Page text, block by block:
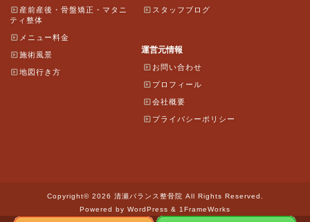
産前産後・骨盤矯正・マタニ
ティ整体
メニュー料金
施術風景
地図行き方
スタッフブログ
運営元情報
お問い合わせ
プロフィール
会社概要
プライバシーポリシー
Copyright© 2026 清瀬バランス整骨院 All Rights Reserved.
Powered by WordPress & 1FrameWorks